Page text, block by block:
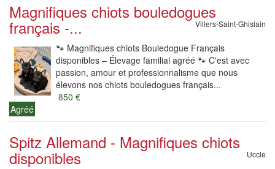
Magnifiques chiots bouledogues
français -... Villers-Saint-Ghislain
🐾 Magnifiques chiots Bouledogue Français
disponibles – Élevage familial agréé 🐾 C'est avec
passion, amour et professionnalisme que nous
élevons nos chiots bouledogues français...
850 €
Agréé
Spitz Allemand - Magnifiques chiots
disponibles Uccle